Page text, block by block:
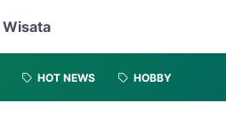
Wisata
HOT NEWS HOBBY